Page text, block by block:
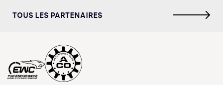
TOUS LES PARTENAIRES